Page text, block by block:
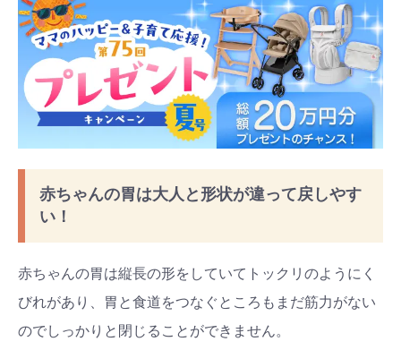
赤ちゃんの胃は大人と形状が違って戻しやす
い！
赤ちゃんの胃は縦長の形をしていてトックリのようにく
びれがあり、胃と食道をつなぐところもまだ筋力がない
のでしっかりと閉じることができません。